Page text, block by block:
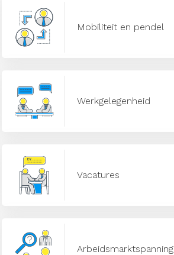
Mobiliteit en pendel
Werkgelegenheid
Vacatures
Arbeidsmarktspanning